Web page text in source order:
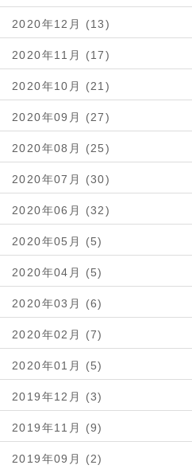
2020年12月 (13)
2020年11月 (17)
2020年10月 (21)
2020年09月 (27)
2020年08月 (25)
2020年07月 (30)
2020年06月 (32)
2020年05月 (5)
2020年04月 (5)
2020年03月 (6)
2020年02月 (7)
2020年01月 (5)
2019年12月 (3)
2019年11月 (9)
2019年09月 (2)